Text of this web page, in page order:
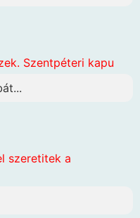
Szentpéteri kapu
szeretitek a